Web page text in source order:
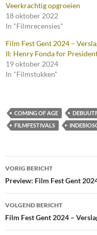
Veerkrachtig opgroeien
18 oktober 2022
In "Filmrecensies"
Film Fest Gent 2024 –
II: Henry Fonda for
19 oktober 2024
In "Filmstukken"
COMING OF AGE
FILMFESTIVALS
Bericht
navigatie
VORIG BERICHT
Preview: Film Fest Gent
VOLGEND BERICHT
Film Fest Gent 2024 –